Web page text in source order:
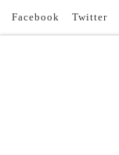
Zum Inhalt springen
Facebook Twitter